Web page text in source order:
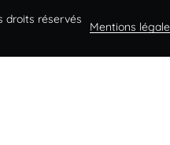
droits réservés
Mentions